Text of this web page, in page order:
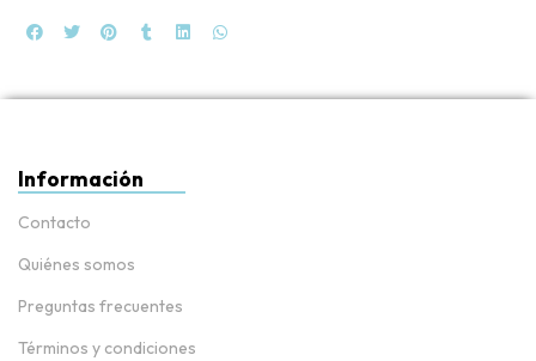
Información
Contacto
Quiénes somos
Preguntas frecuentes
Términos y condiciones